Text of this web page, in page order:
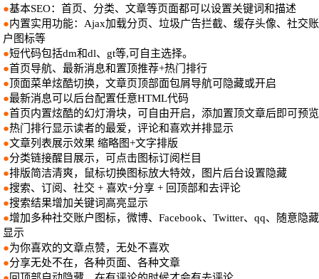
●基本SEO：首页、分类、文章等页面都可以设置关键词和描述
●内置实用功能：Ajax加载分页、垃圾广告拦截、缓存头像、社交账
户图标等
●短代码包括dm和dl、gt等,可自主选择。
●首页导航、最新消息和置顶推荐+热门排行
●顶面菜单炫酷切换，文章页顶部面包屑导航可隐藏或开启
●最新消息可以后台配置任意HTML代码
●首页内置炫酷的幻灯滑块，可自由开启，添加置顶文章后即可预览
●热门排行显示读者的最爱，评论和喜欢并排显示
●文章列表展示效果 缩略图+文字排版
●分类链接醒目展示，可点击图标订阅栏目
●排版简洁清爽，鼠标切换图标放大特效，图片后台设置隐藏
●搜索、订阅、社交 + 喜欢+分享 + 回顶部和去评论
●搜索结果增加关键词高亮显示
●增加多种社交账户图标，微博、Facebook、Twitter、qq、随意隐藏
显示
●为你喜欢的文章点赞，无处不喜欢
●分享无处不在，各种页面、各种文章